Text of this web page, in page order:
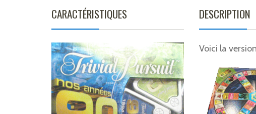
CARACTÉRISTIQUES DESCRIPTION
Voici la